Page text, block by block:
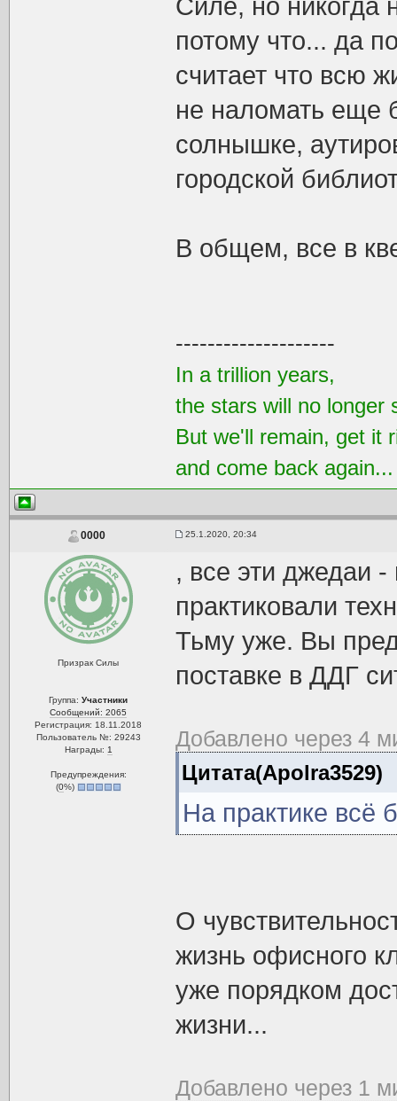
Силе, но
потому что... да
считает что всю
не наломать еще
солнышке,
городской
В общем, все в
--------------------
In a trillion years,
the stars will no longer
But we'll remain, get it
and come back
0000 25.1.2020, 20:34
Призрак Силы
Группа:Участники
Сообщений: 2065
Регистрация: 18.11.2018
Пользователь №: 29243
Награды: 1
Предупреждения:
(0%)
, все эти джедаи -
практиковали
Тьму уже. Вы
поставке в ДДГ
Добавлено через 4
Цитата(Apolra3529)
На практике всё
О
жизнь офисного
уже порядком
жизни...
Добавлено через 1